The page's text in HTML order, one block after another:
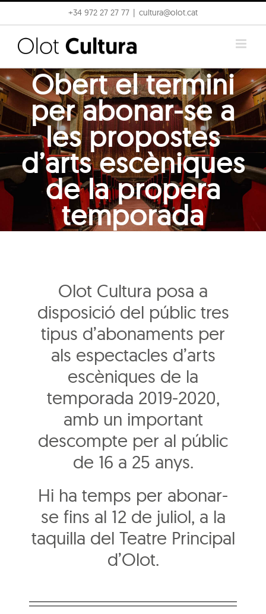
to
content
+34 972 27 27 77 cultura@olot.cat
Obert el termini
per abonar-se a
les propostes
d’arts escèniques
de la propera
temporada
Olot Cultura posa a
disposició del públic tres
tipus d’abonaments per
als espectacles d’arts
escèniques de la
temporada 2019-2020,
amb un important
descompte per al públic
de 16 a 25 anys.
Hi ha temps per abonar-
se fins al 12 de juliol, a la
taquilla del Teatre Principal
d’Olot.